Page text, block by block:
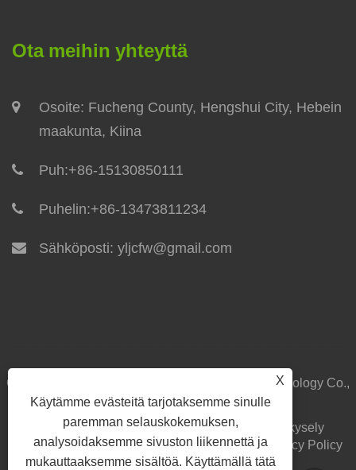
Ota meihin yhteyttä
Osoite: Fucheng County, Hengshui City, Hebein
maakunta, Kiina
Puh:+86-15130850111
Puhelin:+86-13473811234
Sähköposti: yljcfw@gmail.com
Copyright © 2024 Yilong Integrated Housing Technology Co.,
Ltd. Kaikki oikeudet pidätetään.
Meistä Tuotteet Uutiset ladata
Lähetä kysely
Ota yhteyttä
Linkit Sitemap RSS XML Privacy Policy
X
Käytämme evästeitä tarjotaksemme sinulle
paremman selauskokemuksen,
analysoidaksemme sivuston liikennettä ja
mukauttaaksemme sisältöä. Käyttämällä tätä